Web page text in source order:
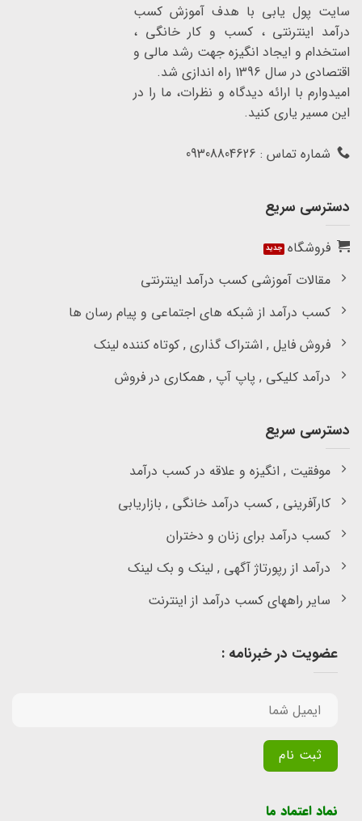
سایت پول یابی با هدف آموزش کسب
درآمد اینترنتی ، کسب و کار خانگی ،
استخدام و ایجاد انگیزه جهت رشد مالی و
اقتصادی در سال 1396 راه اندازی شد.
امیدوارم با ارائه دیدگاه و نظرات، ما را در
این مسیر یاری کنید.
شماره تماس : 09308804626
دسترسی سریع
فروشگاه
مقالات آموزشی کسب درآمد اینترنتی
کسب درآمد از شبکه های اجتماعی و پیام رسان ها
فروش فایل , اشتراک گذاری , کوتاه کننده لینک
درآمد کلیکی , پاپ آپ , همکاری در فروش
دسترسی سریع
موفقیت , انگیزه و علاقه در کسب درآمد
کارآفرینی , کسب درآمد خانگی , بازاریابی
کسب درآمد برای زنان و دختران
درآمد از رپورتاژ آگهی , لینک و بک لینک
سایر راههای کسب درآمد از اینترنت
عضویت در خبرنامه :
نماد اعتماد ما